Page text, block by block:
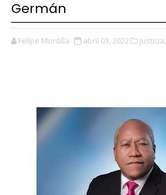
Germán
Felipe Montilla abril 03, 2022 Justicia,